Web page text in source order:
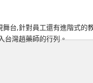
台,針對員工還有進階式
台灣趙藥師的行列。